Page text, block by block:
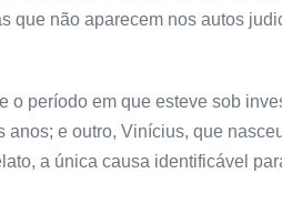
que não aparecem nos autos
o período em que esteve sob
anos; e outro, Vinícius, que
a única causa identificável